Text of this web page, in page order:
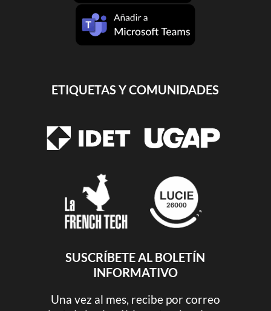
ETIQUETAS Y COMUNIDADES
SUSCRÍBETE AL BOLETÍN
INFORMATIVO
Una vez al mes, recibe por correo